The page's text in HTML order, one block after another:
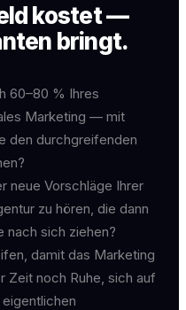
kostet —
bringt.
60–80 % Ihres
Marketing — mit
den durchgreifenden
neue Vorschläge Ihrer
zu hören, die dann
nach sich ziehen?
damit das Marketing
noch Ruhe, sich auf